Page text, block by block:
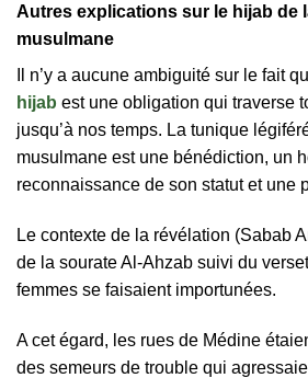
Autres explications sur le hijab de
musulmane
Il n’y a aucune ambiguité sur le fait
hijab est une obligation qui traverse
jusqu’à nos temps. La tunique
musulmane est une bénédiction, un
reconnaissance de son statut et une
Le contexte de la révélation (Sabab
de la sourate Al-Ahzab suivi du
femmes se faisaient importunées.
A cet égard, les rues de Médine
des semeurs de trouble qui